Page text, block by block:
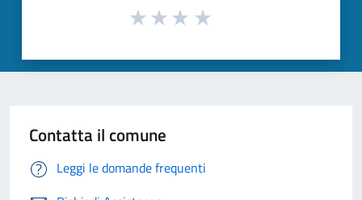
Contatta il comune
Leggi le domande frequenti